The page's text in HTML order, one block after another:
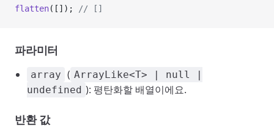
flatten([]); // []
파라미터
array ( ArrayLike<T> | null |
undefined ): 평탄화할 배열이에요.
반환 값